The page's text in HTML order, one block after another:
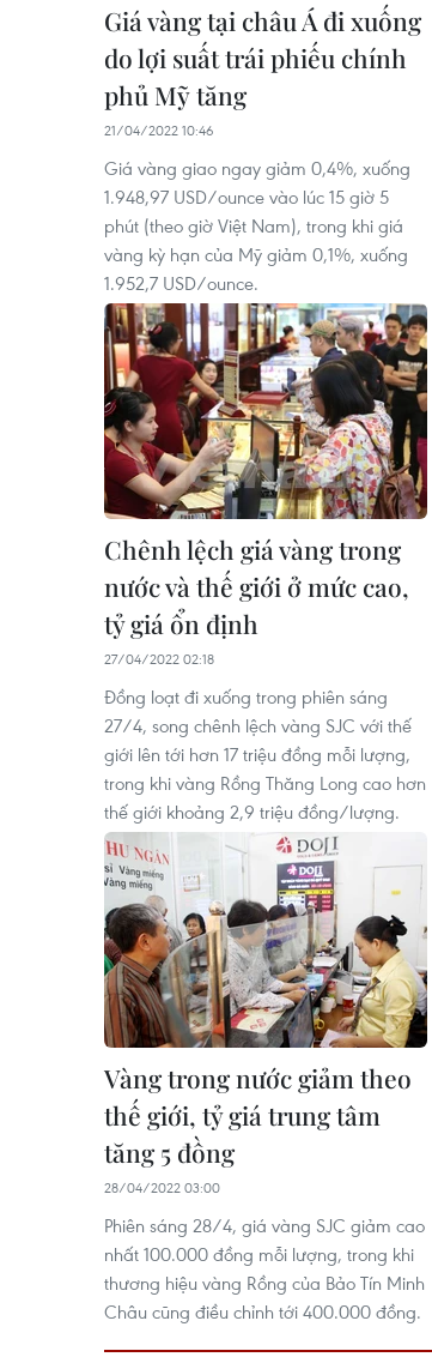
Giá vàng tại châu Á đi xuống
do lợi suất trái phiếu chính
phủ Mỹ tăng
21/04/2022 10:46
Giá vàng giao ngay giảm 0,4%, xuống
1.948,97 USD/ounce vào lúc 15 giờ 5
phút (theo giờ Việt Nam), trong khi giá
vàng kỳ hạn của Mỹ giảm 0,1%, xuống
1.952,7 USD/ounce.
Chênh lệch giá vàng trong
nước và thế giới ở mức cao,
tỷ giá ổn định
27/04/2022 02:18
Đồng loạt đi xuống trong phiên sáng
27/4, song chênh lệch vàng SJC với thế
giới lên tới hơn 17 triệu đồng mỗi lượng,
trong khi vàng Rồng Thăng Long cao hơn
thế giới khoảng 2,9 triệu đồng/lượng.
Vàng trong nước giảm theo
thế giới, tỷ giá trung tâm
tăng 5 đồng
28/04/2022 03:00
Phiên sáng 28/4, giá vàng SJC giảm cao
nhất 100.000 đồng mỗi lượng, trong khi
thương hiệu vàng Rồng của Bảo Tín Minh
Châu cũng điều chỉnh tới 400.000 đồng.